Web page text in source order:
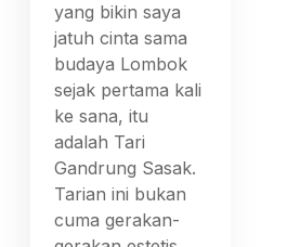
yang bikin saya
jatuh cinta sama
budaya Lombok
sejak pertama kali
ke sana, itu
adalah Tari
Gandrung Sasak.
Tarian ini bukan
cuma gerakan-